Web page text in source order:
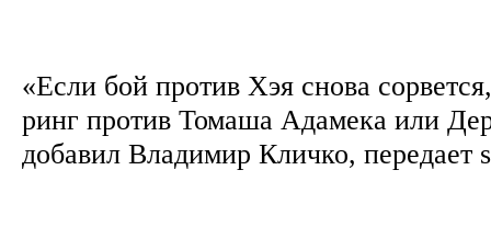
«Если бой против Хэя снова
ринг против Томаша Адамека или
добавил Владимир Кличко, передает